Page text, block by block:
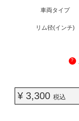
車両タイプ
リム径(インチ)
?
¥ 3,300 税込